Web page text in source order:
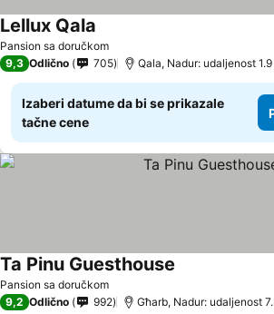
Pansion sa doručkom
Lellux Qala
9,3 Odlično 705 Qala, Nadur: udaljenost
Izaberi datume da bi se prikazale
tačne cene
Pansion sa doručkom
Ta Pinu Guesthouse
9,2 Odlično 992 Għarb, Nadur: udaljenost